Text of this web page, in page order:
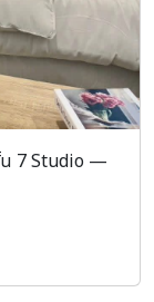
น 7 Studio —